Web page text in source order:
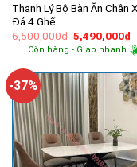
Thanh Lý Bộ Bàn Ăn Chân
Đá 4 Ghế
6,500,000₫ Giá
gốc
là:
5,490,000₫
Còn hàng - Giao nhanh
-37%